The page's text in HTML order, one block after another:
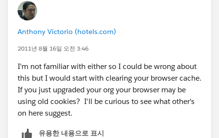
Anthony Victorio (hotels.com)
2011년 8월 16일 오전 3:46
I'm not familiar with either so I could be wrong about
this but I would start with clearing your browser cache.
If you just upgraded your org your browser may be
using old cookies? I'll be curious to see what other's
on here suggest.
유용한 내용으로 표시